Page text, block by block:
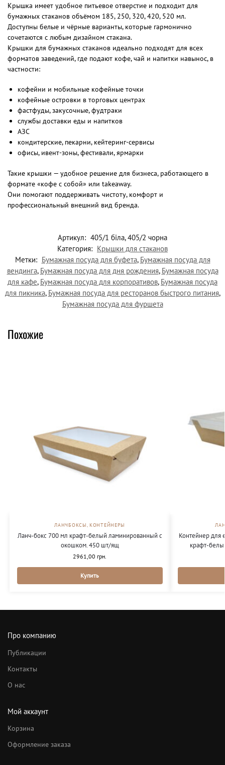
Крышка имеет удобное питьевое отверстие и подходит для
бумажных стаканов объёмом 185, 250, 320, 420, 520 мл.
Доступны белые и чёрные варианты, которые гармонично
сочетаются с любым дизайном стакана.
Крышки для бумажных стаканов идеально подходят для всех
форматов заведений, где подают кофе, чай и напитки навынос, в
частности:
кофейни и мобильные кофейные точки
кофейные островки в торговых центрах
фастфуды, закусочные, фудтраки
службы доставки еды и напитков
АЗС
кондитерские, пекарни, кейтеринг-сервисы
офисы, ивент-зоны, фестивали, ярмарки
Такие крышки — удобное решение для бизнеса, работающего в
формате «кофе с собой» или takeaway.
Они помогают поддерживать чистоту, комфорт и
профессиональный внешний вид бренда.
Артикул: 405/1 біла, 405/2 чорна
Категория: Крышки для стаканов
Метки: Бумажная посуда для буфета, Бумажная посуда для
вендинга, Бумажная посуда для дня рождения, Бумажная посуда
для кафе, Бумажная посуда для корпоративов, Бумажная посуда
для пикника, Бумажная посуда для ресторанов быстрого питания,
Бумажная посуда для фуршета
Похожие
ЛАНЧБОКСЫ, КОНТЕЙНЕРЫ
Ланч-бокс 700 мл крафт-белый ламинированный с
окошком. 450 шт/ящ
2961,00 грн.
Купить
Контейнер для
крафт-
Про компанию
Публикации
Контакты
О нас
Мой аккаунт
Корзина
Оформление заказа